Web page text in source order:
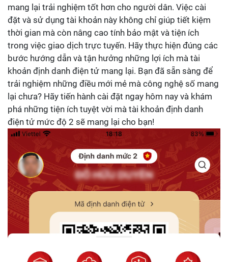
mang lại trải nghiệm tốt hơn cho người dân. Việc cài
đặt và sử dụng tài khoản này không chỉ giúp tiết kiệm
thời gian mà còn nâng cao tính bảo mật và tiện ích
trong việc giao dịch trực tuyến. Hãy thực hiện đúng các
bước hướng dẫn và tận hưởng những lợi ích mà tài
khoản định danh điện tử mang lại. Bạn đã sẵn sàng để
trải nghiệm những điều mới mẻ mà công nghệ số mang
lại chưa? Hãy tiến hành cài đặt ngay hôm nay và khám
phá những tiện ích tuyệt vời mà tài khoản định danh
điện tử mức độ 2 sẽ mang lại cho bạn!